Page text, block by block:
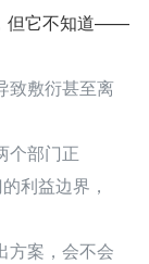
但它不知道——
致敷衍甚至离
个部门正
利益边界，
方案，会不会